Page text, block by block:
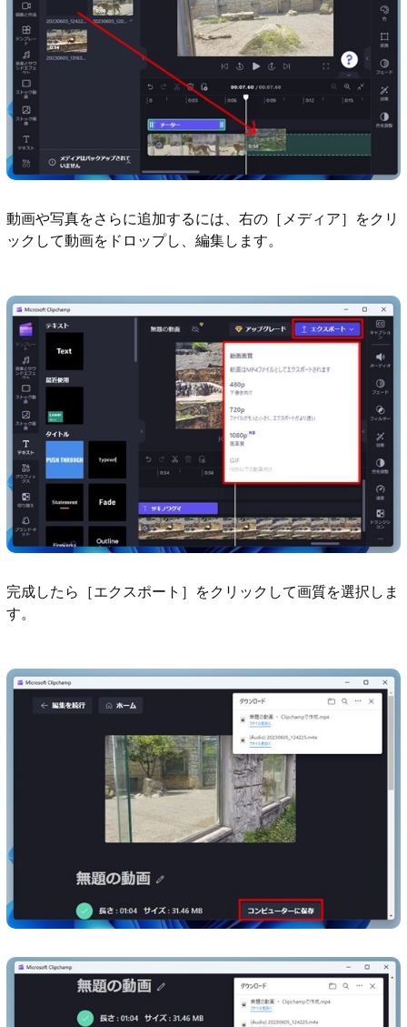
動画や写真をさらに追加するには、右の［メディア］をクリ
ックして動画をドロップし、編集します。
完成したら［エクスポート］をクリックして画質を選択しま
す。